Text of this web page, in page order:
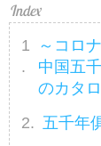
～コロ
中国五
のカタ
五千年